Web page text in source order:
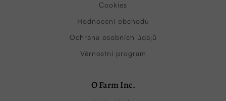
Cookies
Hodnocení obchodu
Ochrana osobních údajů
Věrnostní program
O Farm Inc.